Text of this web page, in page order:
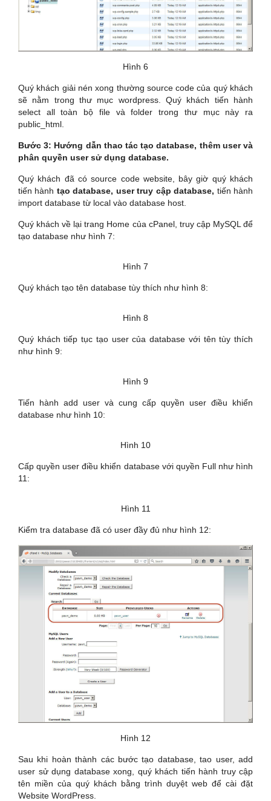
Hình 6
Quý khách giải nén xong thường source code của quý khách
sẽ nằm trong thư mục wordpress. Quý khách tiến hành
select all toàn bộ file và folder trong thư mục này ra
public_html.
Bước 3: Hướng dẫn thao tác tạo database, thêm user và
phân quyền user sử dụng database.
Quý khách đã có source code website, bây giờ quý khách
tiến hành tạo database, user truy cập database, tiến hành
import database từ local vào database host.
Quý khách về lại trang Home của cPanel, truy cập MySQL để
tạo database như hình 7:
Hình 7
Quý khách tạo tên database tùy thích như hình 8:
Hình 8
Quý khách tiếp tục tạo user của database với tên tùy thích
như hình 9:
Hình 9
Tiến hành add user và cung cấp quyền user điều khiển
database như hình 10:
Hình 10
Cấp quyền user điều khiển database với quyền Full như hình
11:
Hình 11
Kiểm tra database đã có user đầy đủ như hình 12:
Hình 12
Sau khi hoàn thành các bước tạo database, tao user, add
user sử dụng database xong, quý khách tiến hành truy cập
tên miền của quý khách bằng trình duyệt web để cài đặt
Website WordPress.